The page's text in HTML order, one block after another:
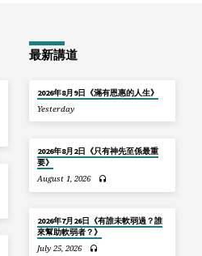
最新講道
2026年8月9日《滿有恩惠的人生》
Yesterday
2026年8月2日《只有神先至係最重
要》
August 1, 2026
2026年7月26日《有誰未軟弱過？誰
來幫助軟弱者？》
July 25, 2026